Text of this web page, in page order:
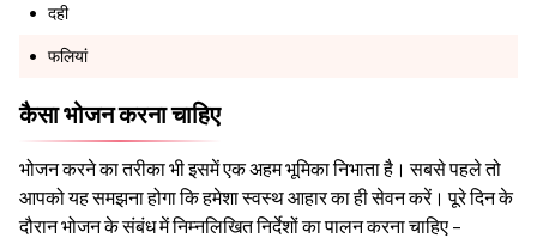
दही
फलियां
कैसा भोजन करना चाहिए
भोजन करने का तरीका भी इसमें एक अहम भूमिका निभाता है। सबसे पहले तो
आपको यह समझना होगा कि हमेशा स्वस्थ आहार का ही सेवन करें। पूरे दिन के
दौरान भोजन के संबंध में निम्नलिखित निर्देशों का पालन करना चाहिए –